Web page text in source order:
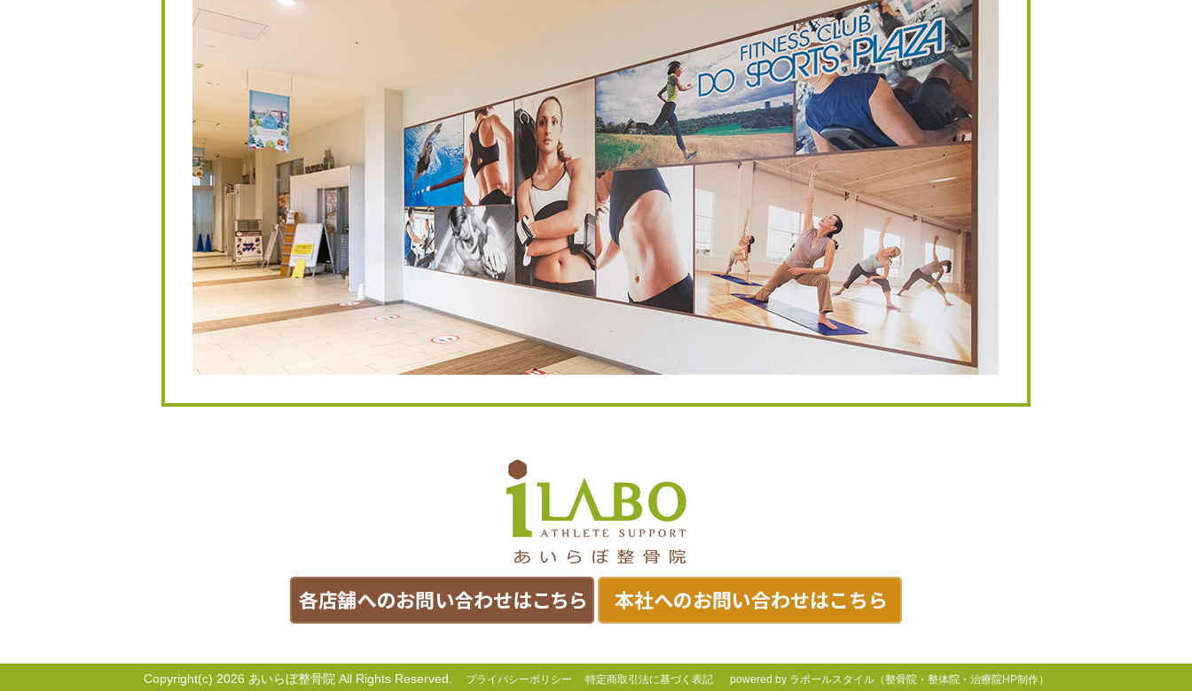
Copyright(c) 2026 あいらぼ整骨院 All Rights Reserved. プライバシーポリシー 特定商取引法に基づく表記 powered by ラポールスタイル（整骨院・整体院・治療院HP制作）